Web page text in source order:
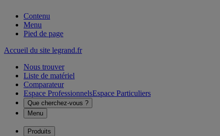
Contenu
Menu
Pied de page
Accueil du site legrand.fr
Nous trouver
Liste de matériel
Comparateur
Espace ProfessionnelsEspace Particuliers
Que cherchez-vous ?
Menu
Produits